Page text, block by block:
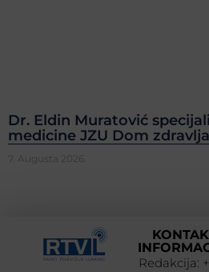
Dr. Eldin Muratović
medicine JZU Dom
7. Augusta 2026.
Redakcija: